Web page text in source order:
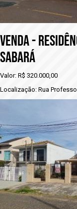
VENDA -
SABARÁ
Valor: R$ 320.000,00
Localização: Rua